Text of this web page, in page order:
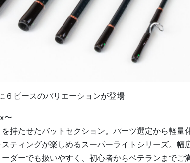
６ピースのバリエーションが登場
〜
持たせたバットセクション。パーツ選定から軽量
ティングが楽しめるスーパーライトシリーズ。幅
ダーでも扱いやすく、初心者からベテランまでご